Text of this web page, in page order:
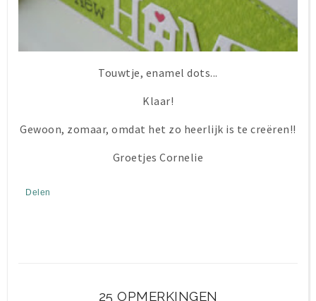
Touwtje, enamel dots...
Klaar!
Gewoon, zomaar, omdat het zo heerlijk is te creëren!!
Groetjes Cornelie
Delen
25 OPMERKINGEN